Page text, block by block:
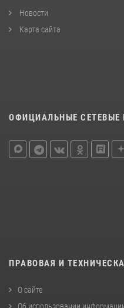
Новости
Карта сайта
ОФИЦИАЛЬНЫЕ СЕТЕВЫЕ
ПРАВОВАЯ И
О сайте
Об использовании